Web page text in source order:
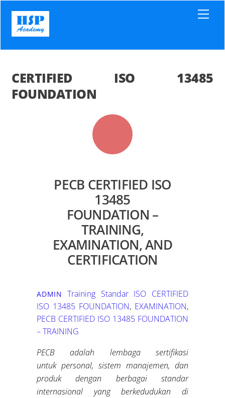
content
CERTIFIED ISO 13485
FOUNDATION
PECB CERTIFIED ISO
13485
FOUNDATION –
TRAINING,
EXAMINATION, AND
CERTIFICATION
ADMIN Training Standar ISO CERTIFIED
ISO 13485 FOUNDATION, EXAMINATION,
PECB CERTIFIED ISO 13485 FOUNDATION
– TRAINING
PECB adalah lembaga sertifikasi
untukpersonal, sistem manajemen, dan
produk dengan berbagai standar
internasional yang berkedudukan di